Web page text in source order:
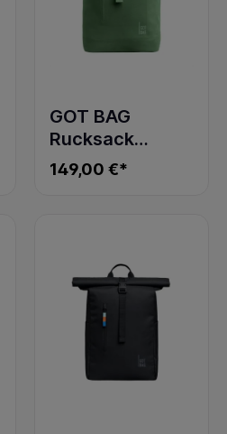
GOT BAG
Rucksack
ROLLTOP LITE
mangrove
149,00 €*